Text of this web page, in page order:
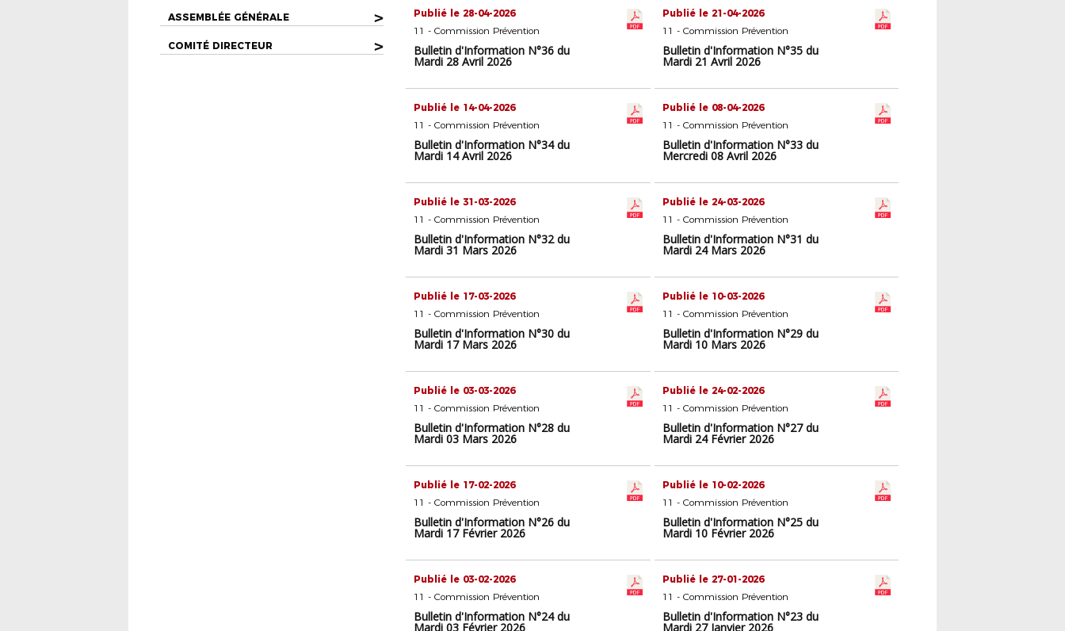
ASSEMBLÉE GÉNÉRALE >
COMITÉ DIRECTEUR >
Publié le 28-04-2026
11 - Commission Prévention
Bulletin d'Information N°36 du
Mardi 28 Avril 2026
Publié le 21-04-2026
11 - Commission Prévention
Bulletin d'Information N°35 du
Mardi 21 Avril 2026
Publié le 14-04-2026
11 - Commission Prévention
Bulletin d'Information N°34 du
Mardi 14 Avril 2026
Publié le 08-04-2026
11 - Commission Prévention
Bulletin d'Information N°33 du
Mercredi 08 Avril 2026
Publié le 31-03-2026
11 - Commission Prévention
Bulletin d'Information N°32 du
Mardi 31 Mars 2026
Publié le 24-03-2026
11 - Commission Prévention
Bulletin d'Information N°31 du
Mardi 24 Mars 2026
Publié le 17-03-2026
11 - Commission Prévention
Bulletin d'Information N°30 du
Mardi 17 Mars 2026
Publié le 10-03-2026
11 - Commission Prévention
Bulletin d'Information N°29 du
Mardi 10 Mars 2026
Publié le 03-03-2026
11 - Commission Prévention
Bulletin d'Information N°28 du
Mardi 03 Mars 2026
Publié le 24-02-2026
11 - Commission Prévention
Bulletin d'Information N°27 du
Mardi 24 Février 2026
Publié le 17-02-2026
11 - Commission Prévention
Bulletin d'Information N°26 du
Mardi 17 Février 2026
Publié le 10-02-2026
11 - Commission Prévention
Bulletin d'Information N°25 du
Mardi 10 Février 2026
Publié le 03-02-2026
11 - Commission Prévention
Bulletin d'Information N°24 du
Mardi 03 Février 2026
Publié le 27-01-2026
11 - Commission Prévention
Bulletin d'Information N°23 du
Mardi 27 Janvier 2026